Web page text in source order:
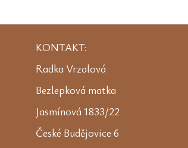
KONTAKT:
Radka Vrzalová
Bezlepková matka
Jasmínová 1833/22
České Budějovice 6